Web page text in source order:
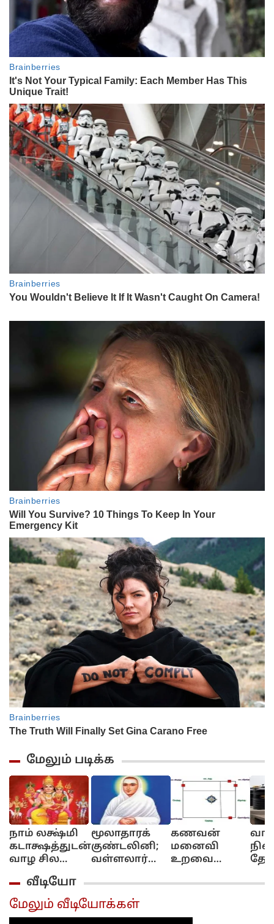
மேலும் படிக்க
நாம் லக்ஷ்மி
கடாக்ஷத்துடன்
வாழ சில
மந்திரங்கள்...!
மூலாதாரக்
குண்டலினி;
வள்ளலார்
கணவன்
மனைவி
உறவை
குபேர மூலை!
வீடியோ
மேலும் வீடியோக்கள்